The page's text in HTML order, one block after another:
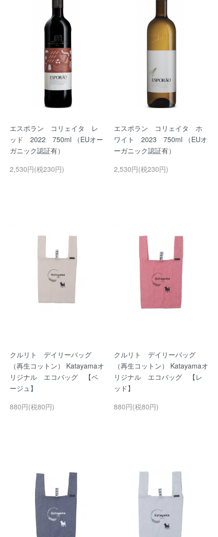
エスポラン コリェイタ レ
ッド 2022 750ml （EUオー
ガニック認証有）
2,530円(税230円)
エスポラン コリェイタ ホ
ワイト 2023 750ml （EUオ
ーガニック認証有）
2,530円(税230円)
クルリト デイリーバッグ
（再生コットン） Katayamaオ
リジナル エコバッグ 【ベ
ージュ】
880円(税80円)
クルリト デイリーバッグ
（再生コットン） Katayamaオ
リジナル エコバッグ 【レ
ッド】
880円(税80円)